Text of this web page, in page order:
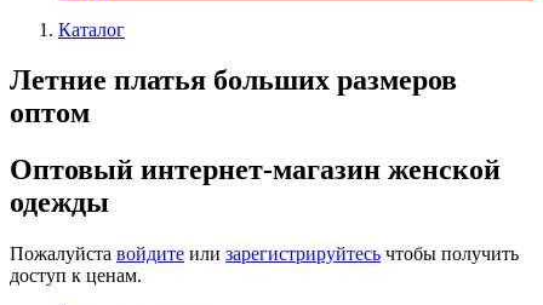
Каталог
Летние платья больших размеров
оптом
Оптовый интернет-магазин женской
одежды
Пожалуйста войдите или зарегистрируйтесь чтобы получить
доступ к ценам.